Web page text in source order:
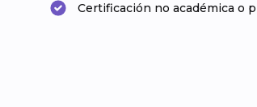
Certificación no académica o